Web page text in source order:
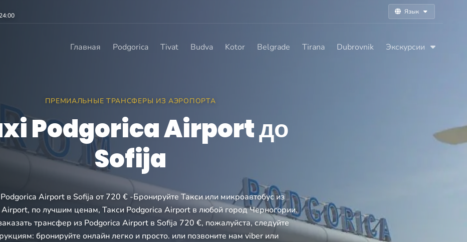
Язык
Главная Podgorica Tivat Budva Kotor Belgrade Tirana Dubrovnik Экскурсии
ПРЕМИАЛЬНЫЕ ТРАНСФЕРЫ ИЗ АЭРОПОРТА
Podgorica Airport до
Sofija
Airport в Sofija от 720 € -Бронируйте Такси или микроавтобус из
Airport, по лучшим ценам, Такси Podgorica Airport в любой город Черногории.
трансфер из Podgorica Airport в Sofija 720 €, пожалуйста, следуйте
бронируйте онлайн легко и просто. или позвоните нам viber или